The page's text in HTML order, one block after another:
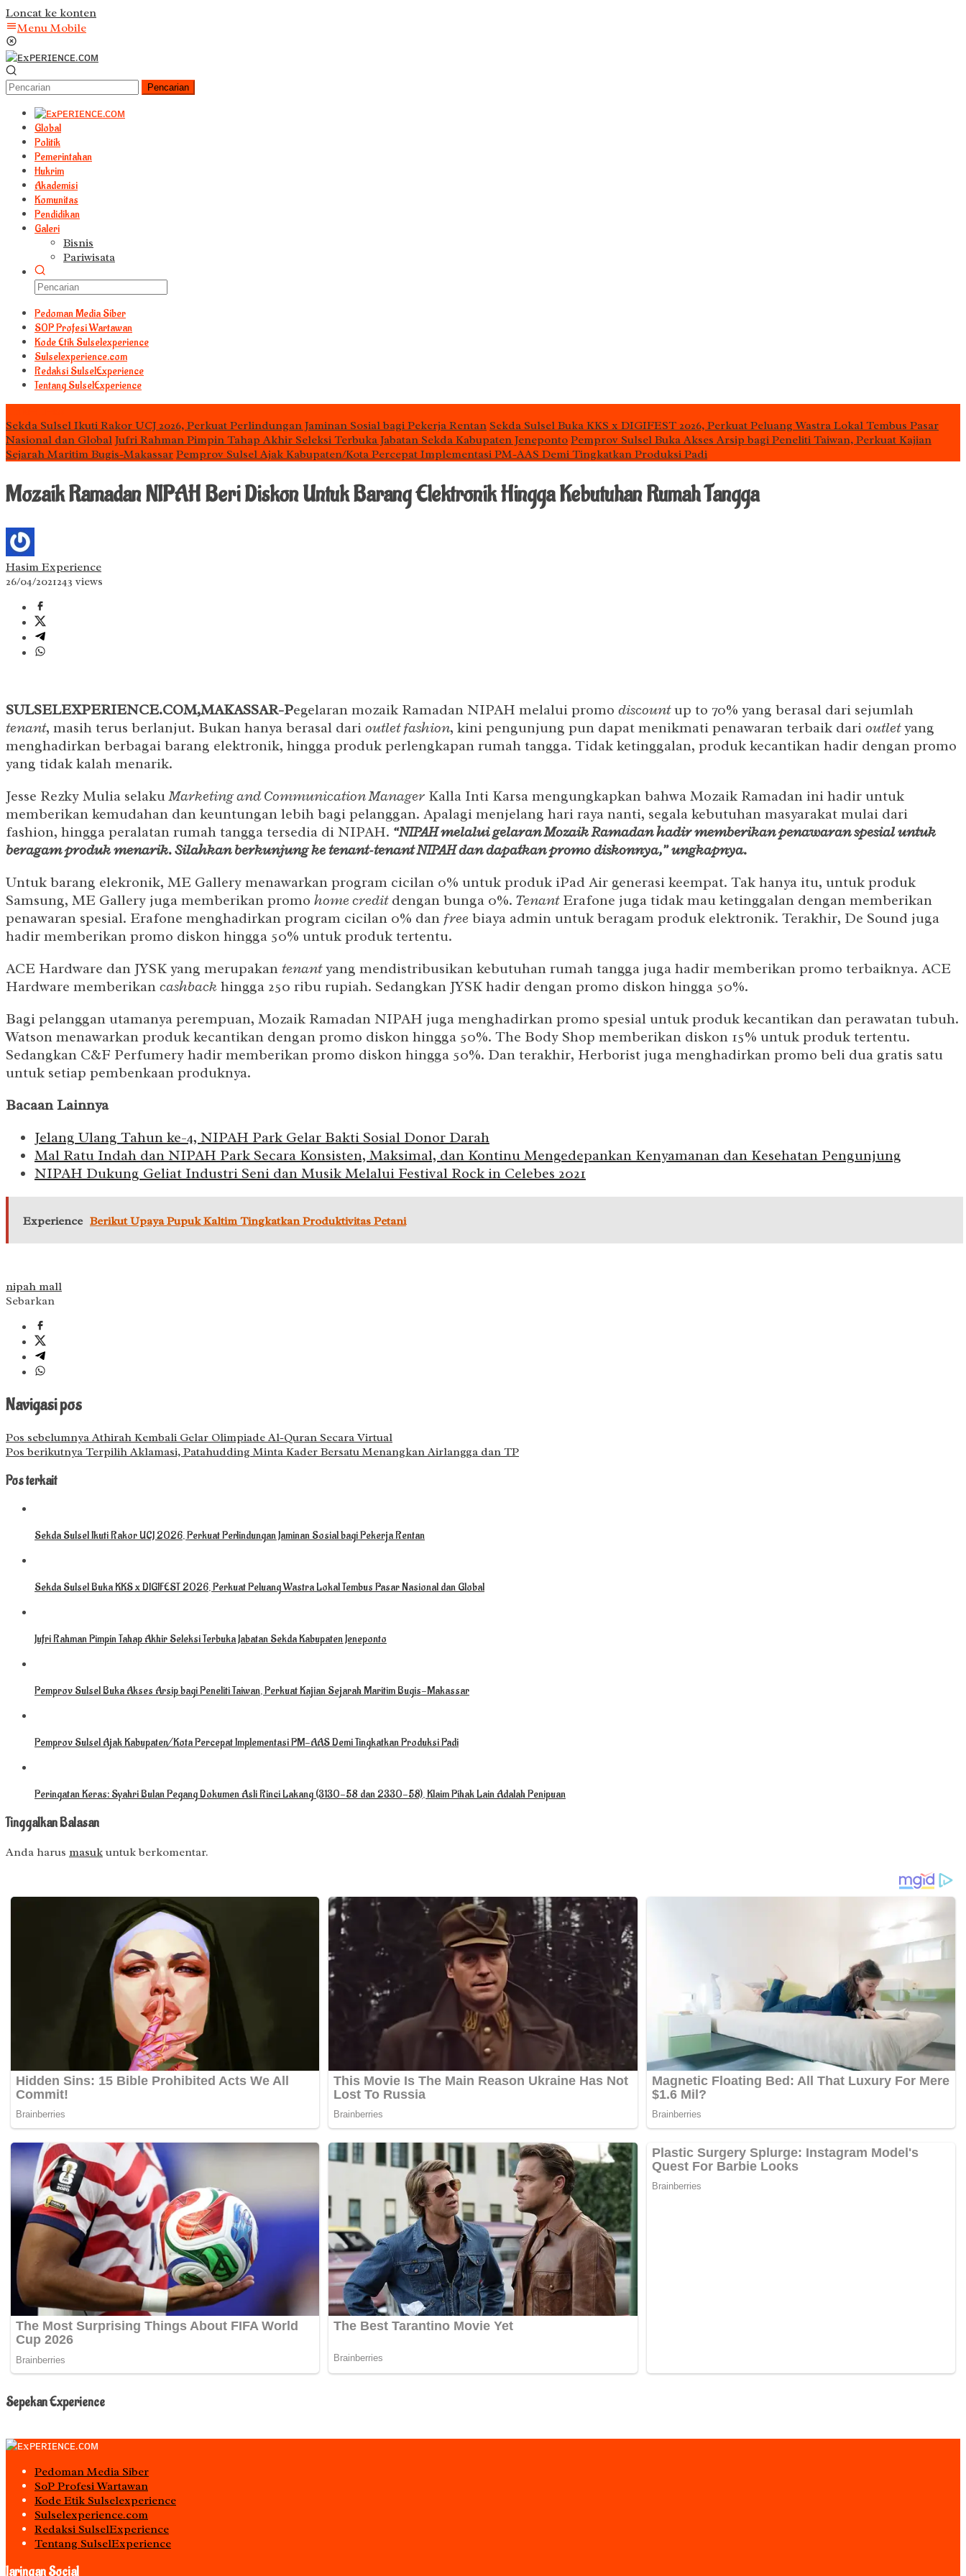
Loncat ke konten
Menu Mobile
Pencarian
Global
Politik
Pemerintahan
Hukrim
Akademisi
Komunitas
Pendidikan
Galeri
Bisnis
Pariwisata
Pedoman Media Siber
S0P Profesi Wartawan
Kode Etik Sulselexperience
Sulselexperience.com
Redaksi SulselExperience
Tentang SulselExperience
Sekda Sulsel Ikuti Rakor UCJ 2026, Perkuat Perlindungan Jaminan Sosial bagi Pekerja Rentan Sekda Sulsel Buka KKS x DIGIFEST 2026, Perkuat Peluang Wastra Lokal Tembus Pasar
Nasional dan Global Jufri Rahman Pimpin Tahap Akhir Seleksi Terbuka Jabatan Sekda Kabupaten Jeneponto Pemprov Sulsel Buka Akses Arsip bagi Peneliti Taiwan, Perkuat Kajian
Sejarah Maritim Bugis-Makassar Pemprov Sulsel Ajak Kabupaten/Kota Percepat Implementasi PM-AAS Demi Tingkatkan Produksi Padi
Mozaik Ramadan NIPAH Beri Diskon Untuk Barang Elektronik Hingga Kebutuhan Rumah Tangga
Hasim Experience
26/04/2021243 views
SULSELEXPERIENCE.COM,MAKASSAR-Pegelaran mozaik Ramadan NIPAH melalui promo discountup to 70% yang berasal dari sejumlah
tenant, masih terus berlanjut. Bukan hanya berasal dari outlet fashion, kini pengunjung pun dapat menikmati penawaran terbaik dari outletyang
menghadirkan berbagai barang elektronik, hingga produk perlengkapan rumah tangga. Tidak ketinggalan, produk kecantikan hadir dengan promo
yang tidak kalah menarik.
Jesse Rezky Mulia selakuMarketing and Communication Manager Kalla Inti Karsa mengungkapkan bahwa Mozaik Ramadan ini hadir untuk
memberikan kemudahan dan keuntungan lebih bagi pelanggan. Apalagi menjelang hari raya nanti, segala kebutuhan masyarakat mulai dari
fashion, hingga peralatan rumah tangga tersedia di NIPAH. “NIPAH melalui gelaran Mozaik Ramadan hadir memberikan penawaran spesial untuk
beragam produk menarik. Silahkan berkunjung ke tenant-tenant NIPAH dan dapatkan promo diskonnya,” ungkapnya.
Untuk barang elekronik, ME Gallery menawarkan program cicilan 0% untuk produk iPad Air generasi keempat. Tak hanya itu, untuk produk
Samsung, ME Gallery juga memberikan promo home creditdengan bunga 0%. TenantErafone juga tidak mau ketinggalan dengan memberikan
penawaran spesial. Erafone menghadirkan program cicilan 0% dan free biaya admin untuk beragam produk elektronik. Terakhir, De Sound juga
hadir memberikan promo diskon hingga 50% untuk produk tertentu.
ACE Hardware dan JYSK yang merupakan tenantyang mendistribusikan kebutuhan rumah tangga juga hadir memberikan promo terbaiknya. ACE
Hardware memberikan cashback hingga 250 ribu rupiah. Sedangkan JYSK hadir dengan promo diskon hingga 50%.
Bagi pelanggan utamanya perempuan, Mozaik Ramadan NIPAH juga menghadirkan promo spesial untuk produk kecantikan dan perawatan tubuh.
Watson menawarkan produk kecantikan dengan promo diskon hingga 50%. The Body Shop memberikan diskon 15% untuk produk tertentu.
Sedangkan C&F Perfumery hadir memberikan promo diskon hingga 50%. Dan terakhir, Herborist juga menghadirkan promo beli dua gratis satu
untuk setiap pembenkaan produknya.
Bacaan Lainnya
Jelang Ulang Tahun ke-4, NIPAH Park Gelar Bakti Sosial Donor Darah
Mal Ratu Indah dan NIPAH Park Secara Konsisten, Maksimal, dan Kontinu Mengedepankan Kenyamanan dan Kesehatan Pengunjung
NIPAH Dukung Geliat Industri Seni dan Musik Melalui Festival Rock in Celebes 2021
Experience Berikut Upaya Pupuk Kaltim Tingkatkan Produktivitas Petani
nipah mall
Sebarkan
Navigasi pos
Pos sebelumnya Athirah Kembali Gelar Olimpiade Al-Quran Secara Virtual
Pos berikutnya Terpilih Aklamasi, Patahudding Minta Kader Bersatu Menangkan Airlangga dan TP
Pos terkait
Sekda Sulsel Ikuti Rakor UCJ 2026, Perkuat Perlindungan Jaminan Sosial bagi Pekerja Rentan
Sekda Sulsel Buka KKS x DIGIFEST 2026, Perkuat Peluang Wastra Lokal Tembus Pasar Nasional dan Global
Jufri Rahman Pimpin Tahap Akhir Seleksi Terbuka Jabatan Sekda Kabupaten Jeneponto
Pemprov Sulsel Buka Akses Arsip bagi Peneliti Taiwan, Perkuat Kajian Sejarah Maritim Bugis-Makassar
Pemprov Sulsel Ajak Kabupaten/Kota Percepat Implementasi PM-AAS Demi Tingkatkan Produksi Padi
Peringatan Keras: Syahri Bulan Pegang Dokumen Asli Rinci Lakang (3130-58 dan 2330-58), Klaim Pihak Lain Adalah Penipuan
Tinggalkan Balasan
Anda harus masuk untuk berkomentar.
Sepekan Experience
Pedoman Media Siber
S0P Profesi Wartawan
Kode Etik Sulselexperience
Sulselexperience.com
Redaksi SulselExperience
Tentang SulselExperience
Jaringan Social